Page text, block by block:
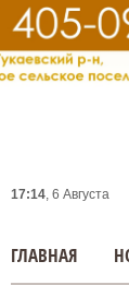
17:14, 6 Августа
ГЛАВНАЯ